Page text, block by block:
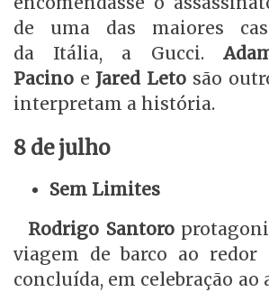
de uma das maiores
da Itália, a Gucci.
Pacino e Jared Leto são
interpretam a história.
8 de julho
Sem Limites
Rodrigo Santoro
viagem de barco ao
concluída, em celebração ao